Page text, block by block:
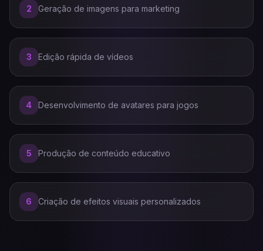
2 Geração de imagens para marketing
3 Edição rápida de vídeos
4 Desenvolvimento de avatares para jogos
5 Produção de conteúdo educativo
6 Criação de efeitos visuais personalizados